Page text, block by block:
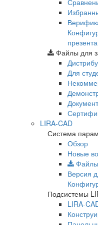
Файлы для
Для
LIRA-CAD
Система
Обзор
Новые
Файлы
Версия
Подсистемы
LIRA-